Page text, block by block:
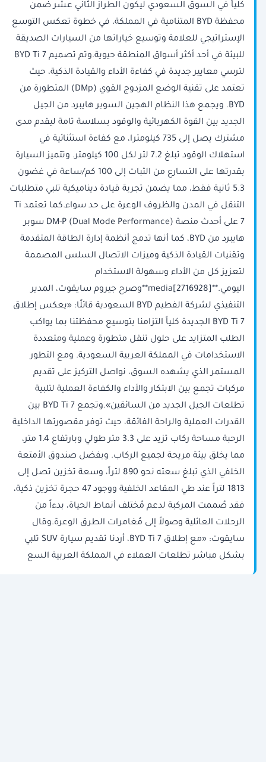
كلياً في السوق السعودي ليكون الطراز الثاني عشر ضمن
محفظة BYD المتنامية في المملكة، في خطوة تعكس التوسع
الإستراتيجي للعلامة وتوسيع خياراتها من السيارات الصديقة
للبيئة في أحد أكثر أسواق المنطقة حيوية.وتم تصميم BYD Ti 7
لترسي معايير جديدة في كفاءة الأداء والقيادة الذكية، حيث
تعتمد على تقنية الوضع المزدوج القوي (DMp) المتطورة من
BYD. ويجمع هذا النظام الهجين السوبر هايبرد من الجيل
الجديد بين القوة الكهربائية والوقود بسلاسة تامة ليقدم مدى
مشترك يصل إلى 735 كيلومترا، مع كفاءة استثنائية في
استهلاك الوقود تبلغ 7.2 لتر لكل 100 كيلومتر. وتتميز السيارة
بقدرتها على التسارع من الثبات إلى 100 كم/ساعة في غضون
5.3 ثانية فقط، مما يضمن تجربة قيادة ديناميكية تلبي متطلبات
التنقل في المدن والظروف الوعرة على حد سواء.كما تعتمد Ti
7 على أحدث منصة DM-P (Dual Mode Performance) سوبر
هايبرد من BYD، كما أنها تدمج أنظمة إدارة الطاقة المتقدمة
وتقنيات القيادة الذكية وميزات الاتصال السلس المصممة
لتعزيز كل من الأداء وسهولة الاستخدام
اليومي.**media[2716928]**وصرح جيروم سايقوت، المدير
التنفيذي لشركة الفطيم BYD السعودية قائلًا: «يعكس إطلاق
BYD Ti 7 الجديدة كلياً التزامنا بتوسيع محفظتنا بما يواكب
الطلب المتزايد على حلول تنقل متطورة وعملية ومتعددة
الاستخدامات في المملكة العربية السعودية. ومع التطور
المستمر الذي يشهده السوق، نواصل التركيز على تقديم
مركبات تجمع بين الابتكار والأداء والكفاءة العملية لتلبية
تطلعات الجيل الجديد من السائقين».وتجمع BYD Ti 7 بين
القدرات العملية والراحة الفائقة، حيث توفر مقصورتها الداخلية
الرحبة مساحة ركاب تزيد على 3.3 متر طولي وبارتفاع 1.4 متر،
مما يخلق بيئة مريحة لجميع الركاب. وبفضل صندوق الأمتعة
الخلفي الذي تبلغ سعته نحو 890 لتراً، وسعة تخزين تصل إلى
1813 لتراً عند طي المقاعد الخلفية ووجود 47 حجرة تخزين ذكية،
فقد صُممت المركبة لدعم مُختلف أنماط الحياة، بدءاً من
الرحلات العائلية وصولاً إلى مُغامرات الطرق الوعرة.وقال
سايقوت: «مع إطلاق BYD Ti 7، أردنا تقديم سيارة SUV تلبي
بشكل مباشر تطلعات العملاء في المملكة العربية السع